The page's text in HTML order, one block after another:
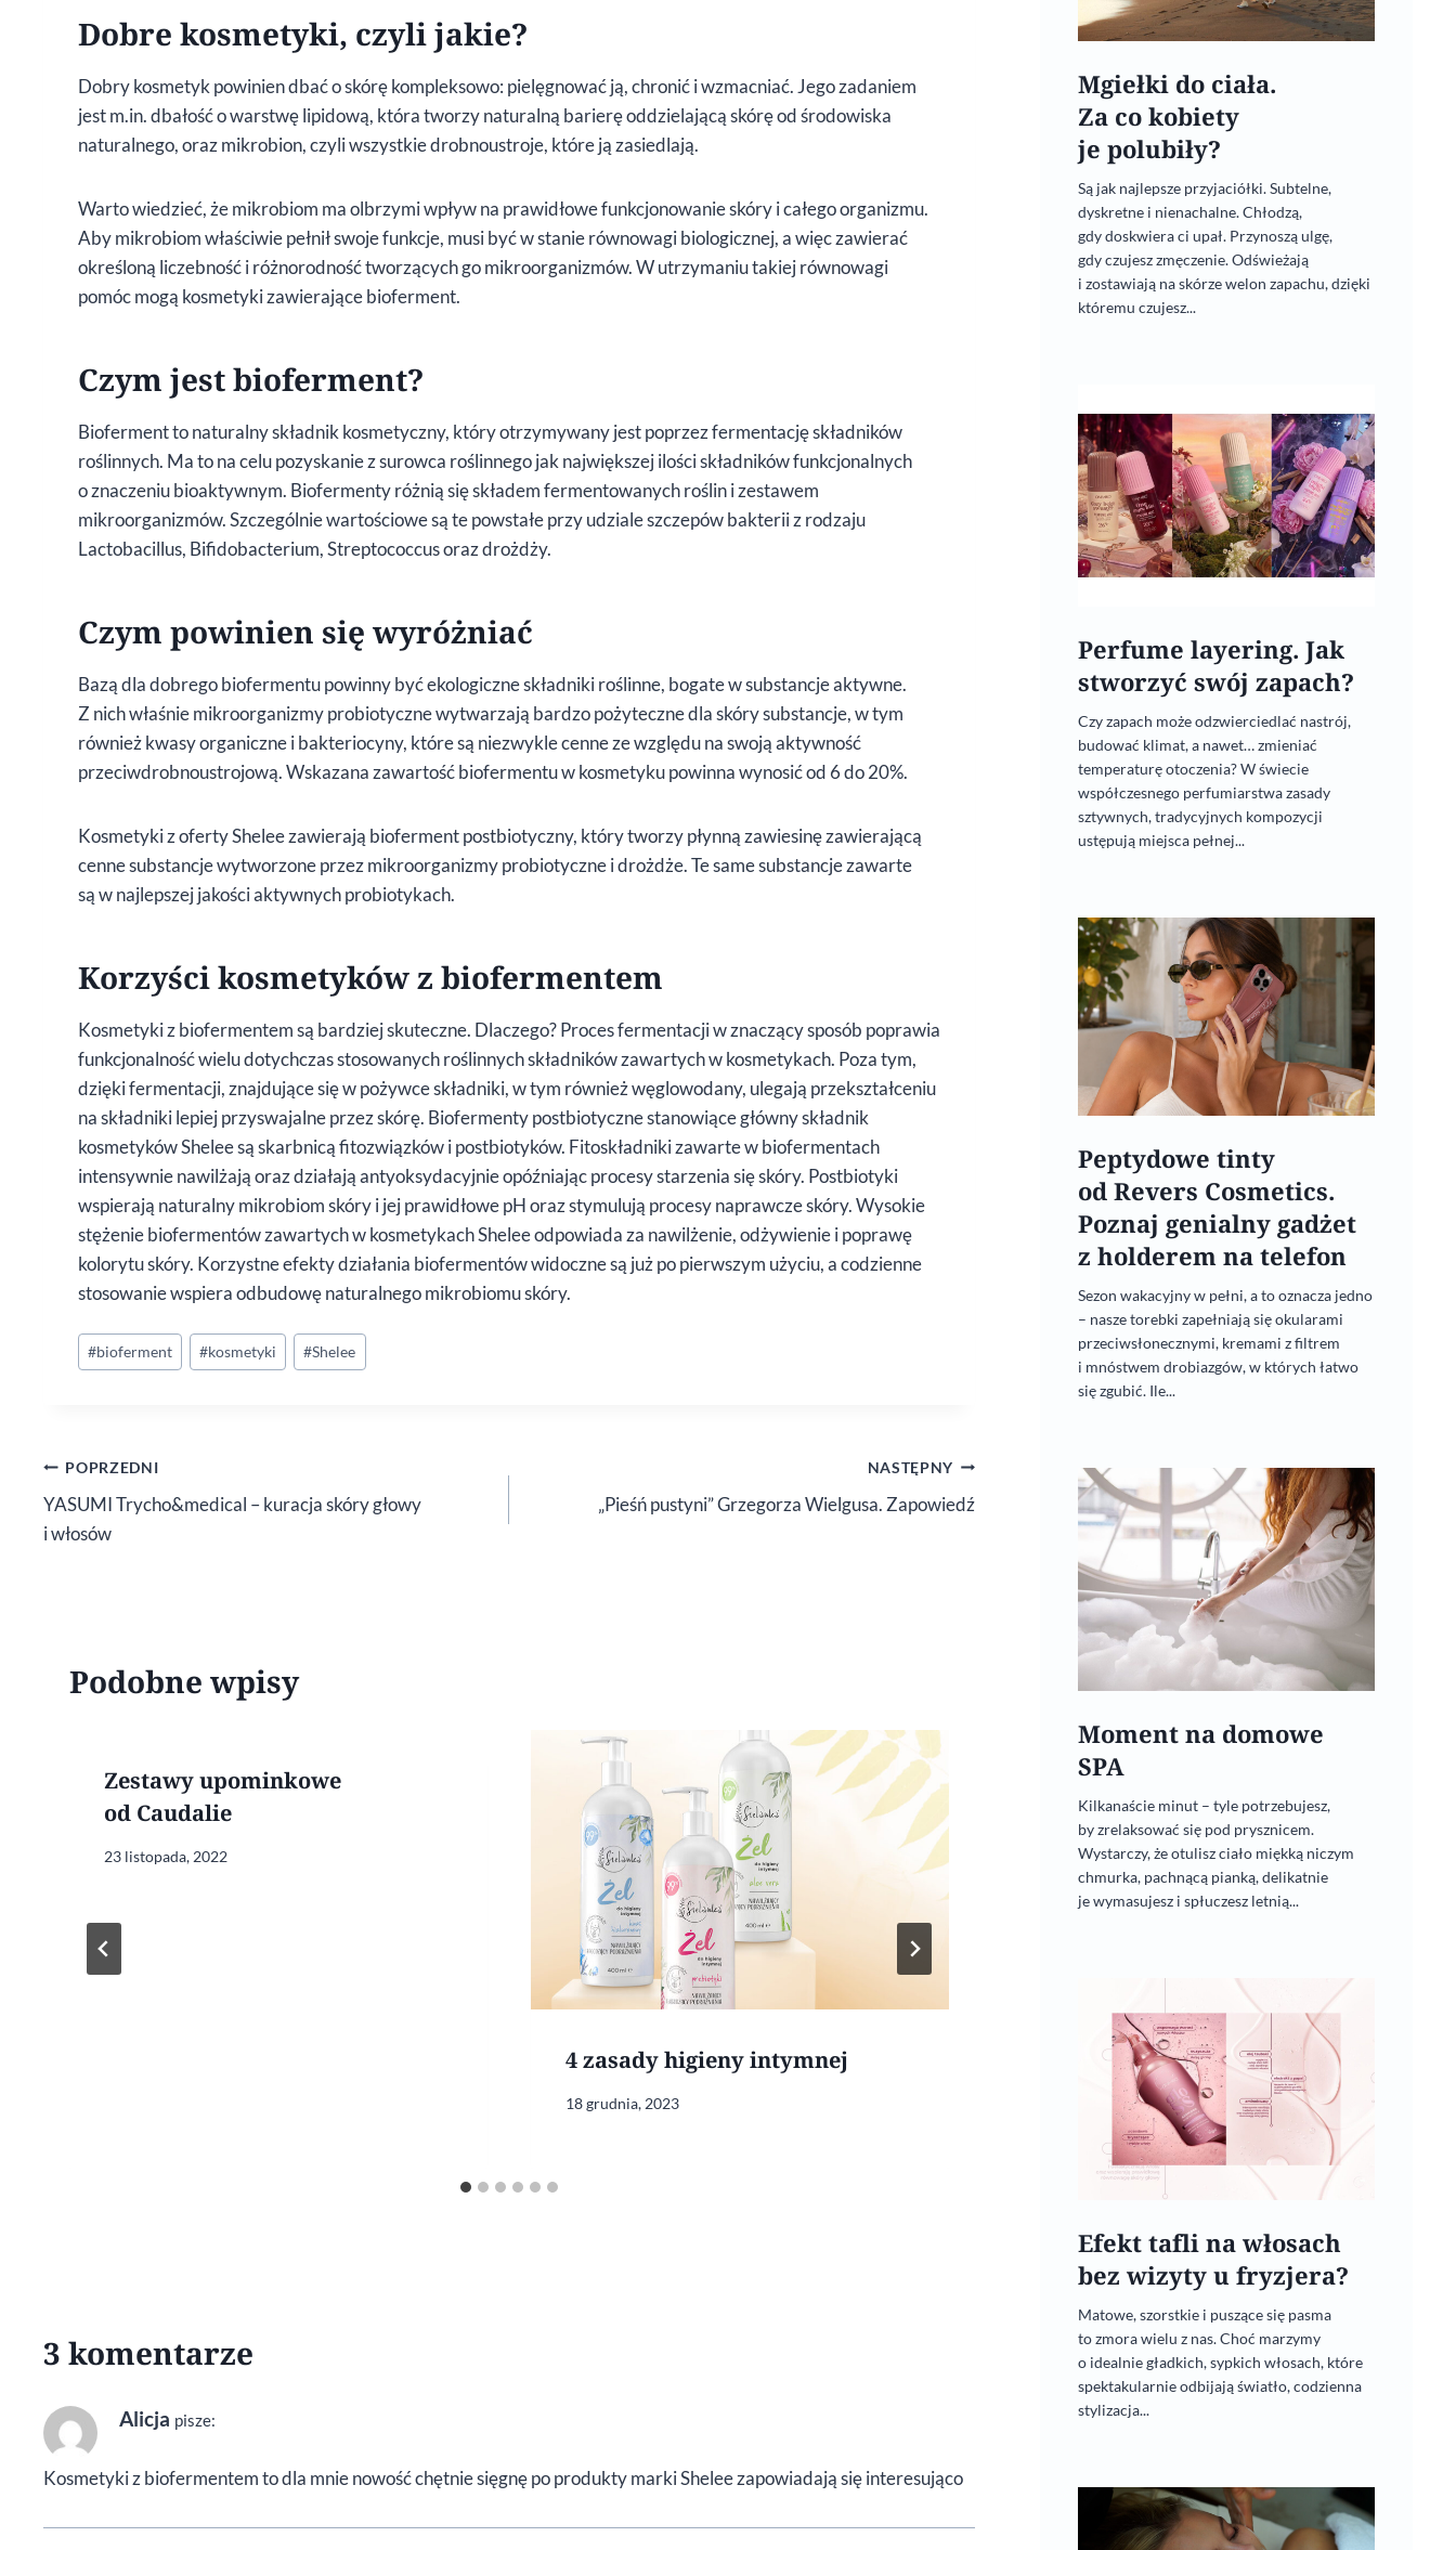
Dobre kosmetyki, czyli jakie?
Dobry kosmetyk powinien dbać o skórę kompleksowo: pielęgnować ją, chronić i wzmacniać. Jego zadaniem
jest m.in. dbałość o warstwę lipidową, która tworzy naturalną barierę oddzielającą skórę od środowiska
naturalnego, oraz mikrobion, czyli wszystkie drobnoustroje, które ją zasiedlają.
Warto wiedzieć, że mikrobiom ma olbrzymi wpływ na prawidłowe funkcjonowanie skóry i całego organizmu.
Aby mikrobiom właściwie pełnił swoje funkcje, musi być w stanie równowagi biologicznej, a więc zawierać
określoną liczebność i różnorodność tworzących go mikroorganizmów. W utrzymaniu takiej równowagi
pomóc mogą kosmetyki zawierające bioferment.
Czym jest bioferment?
Bioferment to naturalny składnik kosmetyczny, który otrzymywany jest poprzez fermentację składników
roślinnych. Ma to na celu pozyskanie z surowca roślinnego jak największej ilości składników funkcjonalnych
o znaczeniu bioaktywnym. Biofermenty różnią się składem fermentowanych roślin i zestawem
mikroorganizmów. Szczególnie wartościowe są te powstałe przy udziale szczepów bakterii z rodzaju
Lactobacillus, Bifidobacterium, Streptococcus oraz drożdży.
Czym powinien się wyróżniać
Bazą dla dobrego biofermentu powinny być ekologiczne składniki roślinne, bogate w substancje aktywne.
Z nich właśnie mikroorganizmy probiotyczne wytwarzają bardzo pożyteczne dla skóry substancje, w tym
również kwasy organiczne i bakteriocyny, które są niezwykle cenne ze względu na swoją aktywność
przeciwdrobnoustrojową. Wskazana zawartość biofermentu w kosmetyku powinna wynosić od 6 do 20%.
Kosmetyki z oferty Shelee zawierają bioferment postbiotyczny, który tworzy płynną zawiesinę zawierającą
cenne substancje wytworzone przez mikroorganizmy probiotyczne i drożdże. Te same substancje zawarte
są w najlepszej jakości aktywnych probiotykach.
Korzyści kosmetyków z biofermentem
Kosmetyki z biofermentem są bardziej skuteczne. Dlaczego? Proces fermentacji w znaczący sposób poprawia
funkcjonalność wielu dotychczas stosowanych roślinnych składników zawartych w kosmetykach. Poza tym,
dzięki fermentacji, znajdujące się w pożywce składniki, w tym również węglowodany, ulegają przekształceniu
na składniki lepiej przyswajalne przez skórę. Biofermenty postbiotyczne stanowiące główny składnik
kosmetyków Shelee są skarbnicą fitozwiązków i postbiotyków. Fitoskładniki zawarte w biofermentach
intensywnie nawilżają oraz działają antyoksydacyjnie opóźniając procesy starzenia się skóry. Postbiotyki
wspierają naturalny mikrobiom skóry i jej prawidłowe pH oraz stymulują procesy naprawcze skóry. Wysokie
stężenie biofermentów zawartych w kosmetykach Shelee odpowiada za nawilżenie, odżywienie i poprawę
kolorytu skóry. Korzystne efekty działania biofermentów widoczne są już po pierwszym użyciu, a codzienne
stosowanie wspiera odbudowę naturalnego mikrobiomu skóry.
Tagi
wpisu:
#bioferment #kosmetyki #Shelee
Nawigacja
wpisu
POPRZEDNI
YASUMI Trycho&medical – kuracja skóry głowy
i włosów
NASTĘPNY
„Pieśń pustyni” Grzegorza Wielgusa. Zapowiedź
Podobne wpisy
Zestawy upominkowe
od Caudalie
23 listopada, 2022
4 zasady higieny intymnej
18 grudnia, 2023
Zimowa pielęgnacja dla
aktywnych
29 stycznia, 2022
3 komentarze
Alicja pisze:
Kosmetyki z biofermentem to dla mnie nowość chętnie sięgnę po produkty marki Shelee zapowiadają się interesująco
Mgiełki do ciała.
Za co kobiety
je polubiły?
Są jak najlepsze przyjaciółki. Subtelne,
dyskretne i nienachalne. Chłodzą,
gdy doskwiera ci upał. Przynoszą ulgę,
gdy czujesz zmęczenie. Odświeżają
i zostawiają na skórze welon zapachu, dzięki
któremu czujesz...
Perfume layering. Jak
stworzyć swój zapach?
Czy zapach może odzwierciedlać nastrój,
budować klimat, a nawet… zmieniać
temperaturę otoczenia? W świecie
współczesnego perfumiarstwa zasady
sztywnych, tradycyjnych kompozycji
ustępują miejsca pełnej...
Peptydowe tinty
od Revers Cosmetics.
Poznaj genialny gadżet
z holderem na telefon
Sezon wakacyjny w pełni, a to oznacza jedno
– nasze torebki zapełniają się okularami
przeciwsłonecznymi, kremami z filtrem
i mnóstwem drobiazgów, w których łatwo
się zgubić. Ile...
Moment na domowe
SPA
Kilkanaście minut – tyle potrzebujesz,
by zrelaksować się pod prysznicem.
Wystarczy, że otulisz ciało miękką niczym
chmurka, pachnącą pianką, delikatnie
je wymasujesz i spłuczesz letnią...
Efekt tafli na włosach
bez wizyty u fryzjera?
Matowe, szorstkie i puszące się pasma
to zmora wielu z nas. Choć marzymy
o idealnie gładkich, sypkich włosach, które
spektakularnie odbijają światło, codzienna
stylizacja...